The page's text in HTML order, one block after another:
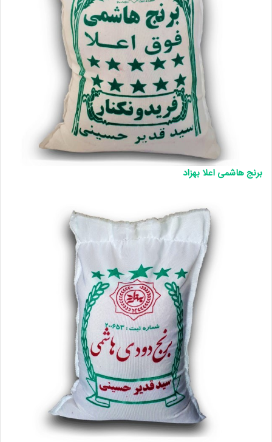
برنج هاشمی اعلا بهزاد